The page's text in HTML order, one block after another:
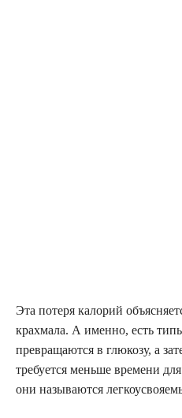
Эта потеря калорий
крахмала. А именно, есть
превращаются в глюкозу, а
требуется меньше времени
они называются